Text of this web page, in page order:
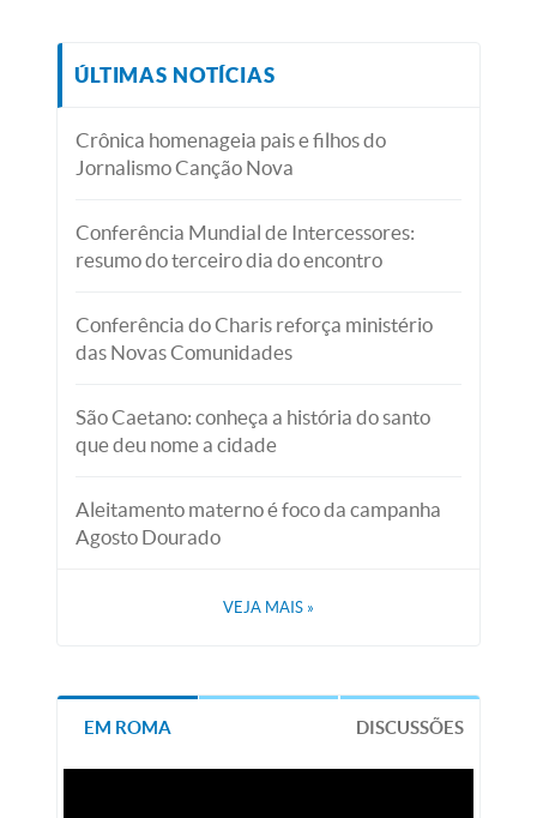
ÚLTIMAS NOTÍCIAS
Crônica homenageia pais e filhos do
Jornalismo Canção Nova
Conferência Mundial de Intercessores:
resumo do terceiro dia do encontro
Conferência do Charis reforça ministério
das Novas Comunidades
São Caetano: conheça a história do santo
que deu nome a cidade
Aleitamento materno é foco da campanha
Agosto Dourado
VEJA MAIS »
EM ROMA DISCUSSÕES